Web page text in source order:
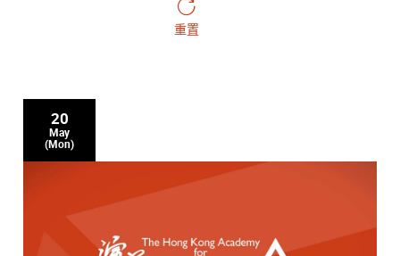
重置
20
May
(Mon)